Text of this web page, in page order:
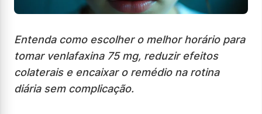
Entenda como escolher o melhor horário para
tomar venlafaxina 75 mg, reduzir efeitos
colaterais e encaixar o remédio na rotina
diária sem complicação.